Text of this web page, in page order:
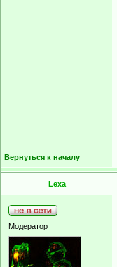
Вернуться к началу
Lexa
Модератор